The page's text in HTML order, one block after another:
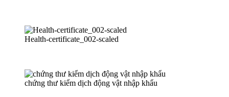
Health-certificate_002-scaled
chứng thư kiểm dịch động vật nhập khẩu